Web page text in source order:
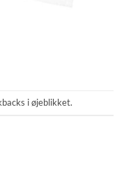
i øjeblikket.